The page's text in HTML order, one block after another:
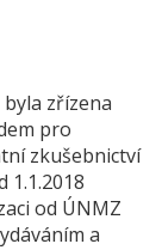
byla zřízena
pro
zkušebnictví
1.1.2018
od ÚNMZ
a